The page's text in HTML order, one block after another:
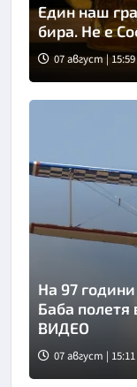
Снимка: goggle
Един наш
бира. Не е
07 август | 15:59
Снимка:
На 97
Баба полетя
ВИДЕО
07 август | 15:11